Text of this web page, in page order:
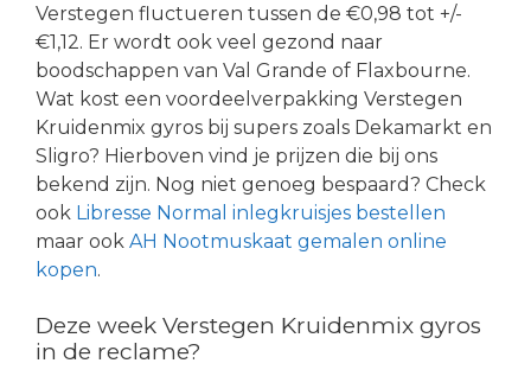
Verstegen fluctueren tussen de €0,98 tot +/-
€1,12. Er wordt ook veel gezond naar
boodschappen van Val Grande of Flaxbourne.
Wat kost een voordeelverpakking Verstegen
Kruidenmix gyros bij supers zoals Dekamarkt en
Sligro? Hierboven vind je prijzen die bij ons
bekend zijn. Nog niet genoeg bespaard? Check
ook Libresse Normal inlegkruisjes bestellen
maar ook AH Nootmuskaat gemalen online
kopen.
Deze week Verstegen Kruidenmix gyros
in de reclame?